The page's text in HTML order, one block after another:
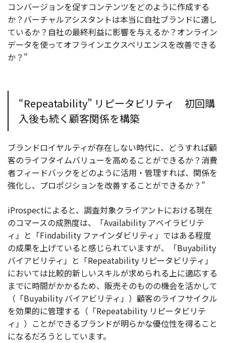
コンバージョンを促すコンテンツをどのように作成する
か？バーチャルアシスタントは本当に自社ブランドに適し
ているか？自社の最終利益に影響を与えるか？オンライン
データを使ってオフラインエクスペリエンスを改善できる
か？”
“Repeatability” リピータビリティ 初回購
入後も続く顧客関係を構築
ブランドロイヤルティが存在しない時代に、どうすれば顧
客のライフタイムバリューを高めることができるか？消費
者フィードバックをどのように活用・管理すれば、関係を
強化し、プロポジションを改善することができるか？”
iProspectによると、調査対象クライアントにおける現在
のコマースの成熟度は、「Availability アベイラビリテ
ィ」と「Findability ファインダビリティ」ではある程度
の成果を上げていると感じられていますが、「Buyability
バイアビリティ」と「Repeatability リピータビリティ」
においては比較的新しいスキルが求められる上に適応する
までに時間がかかるため、販売そのものの機会を活かして
（「Buyability バイアビリティ」）顧客のライフサイクル
を効果的に管理する（「Repeatability リピータビリテ
ィ」）ことができるブランドが明らかな優位性を得ること
になるだろうとしています。